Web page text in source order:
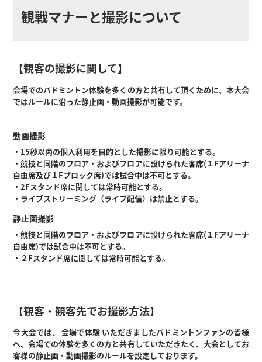
観戦マナーと撮影について
【観客の撮影に関して】
会場でのバドミントン体験を多くの方と共有して頂くために、本大会
ではルールに沿った静止画・動画撮影が可能です。
動画撮影
・15秒以内の個人利用を目的とした撮影に限り可能とする。
・競技と同階のフロア・およびフロアに設けられた客席(１Fアリーナ
自由席及び１Fブロック席)では試合中は不可とする。
・2Fスタンド席に関しては常時可能とする。
・ライブストリーミング（ライブ配信）は禁止とする。
静止画撮影
・競技と同階のフロア・およびフロアに設けられた客席(１Fアリーナ
自由席)では試合中は不可とする。
・２Fスタンド席に関しては常時可能とする。
【観客・観客先でお撮影方法】
今大会では、 会場で体験 いただきましたバドミントンファンの皆様
へ、会場での体験を多くの方と共有していただきたく、大会としてお
客様の静止画・動画撮影のルールを設定しております。